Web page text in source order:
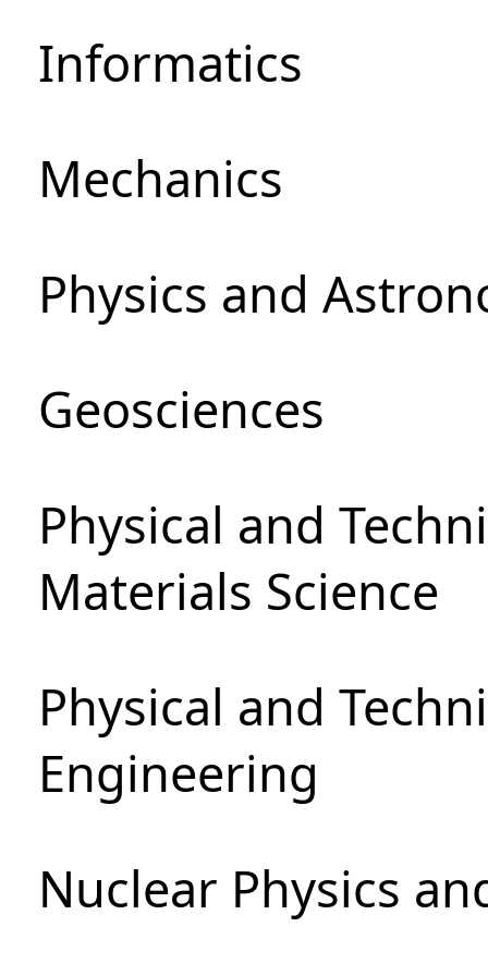
Informatics
Mechanics
Physics and
Geosciences
Physical and
Materials Science
Physical and
Engineering
Nuclear Physics